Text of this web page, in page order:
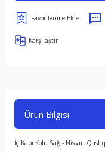
Karşılaştır
Ürün Bilgisi
İç Kapı Kolu Sağ - Nissan